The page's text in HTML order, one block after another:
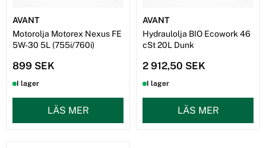
AVANT
Motorolja Motorex Nexus FE
5W-30 5L (755i/760i)
899 SEK
I lager
LÄS MER
AVANT
Hydraulolja BIO Ecowork 46
cSt 20L Dunk
2 912,50 SEK
I lager
LÄS MER